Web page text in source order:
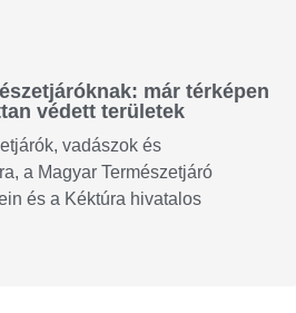
már térképen
védett területek
vadászok és
a Magyar Természetjáró
és a Kéktúra hivatalos